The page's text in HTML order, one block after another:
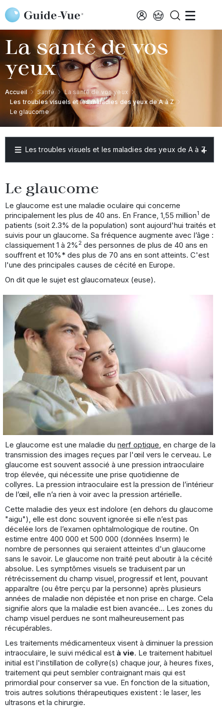
Aller au contenu principal
La santé de vos
yeux
Accueil Santé
La santé de vos yeux
Les troubles visuels et les maladies des yeux de A à Z
Le glaucome
Les troubles visuels et les maladies des yeux de A à Z
Le glaucome
Le glaucome est une maladie oculaire qui concerne
principalement les plus de 40 ans. En France, 1,55 million1 de
patients (soit 2.3% de la population) sont aujourd'hui traités et
suivis pour un glaucome. Sa fréquence augmente avec l’âge :
classiquement 1 à 2% 2 des personnes de plus de 40 ans en
souffrent et 10%* des plus de 70 ans en sont atteints. C'est
l'une des principales causes de cécité en Europe.
On dit que le sujet est glaucomateux (euse).
Le glaucome est une maladie du nerf optique, en charge de la
transmission des images reçues par l'œil vers le cerveau. Le
glaucome est souvent associé à une pression intraoculaire
trop élevée, qui nécessite une prise quotidienne de
collyres. La pression intraoculaire est la pression de l’intérieur
de l’œil, elle n’a rien à voir avec la pression artérielle.
Cette maladie des yeux est indolore (en dehors du glaucome
"aigu"), elle est donc souvent ignorée si elle n’est pas
décelée lors de l’examen ophtalmologique de routine. On
estime entre 400 000 et 500 000 (données Inserm) le
nombre de personnes qui seraient atteintes d'un glaucome
sans le savoir. Le glaucome non traité peut aboutir à la cécité
absolue. Les symptômes visuels se traduisent par un
rétrécissement du champ visuel, progressif et lent, pouvant
apparaître (ou être perçu par la personne) après plusieurs
années de maladie non dépistée et non prise en charge. Cela
signifie alors que la maladie est bien avancée... Les zones du
champ visuel perdues ne sont malheureusement pas
récupérables.
Les traitements médicamenteux visent à diminuer la pression
intraoculaire, le suivi médical est à vie. Le traitement habituel
initial est l'instillation de collyre(s) chaque jour, à heures fixes,
traitement qui peut sembler contraignant mais qui est
primordial pour conserver sa vue. En fonction de la situation,
trois autres solutions thérapeutiques existent : le laser, les
ultrasons et la chirurgie.